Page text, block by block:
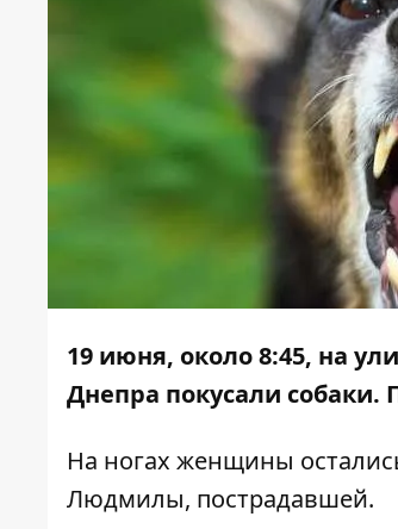
19 июня, около 8:45, на
Днепра покусали
На ногах женщины
Людмилы, пострадавшей.